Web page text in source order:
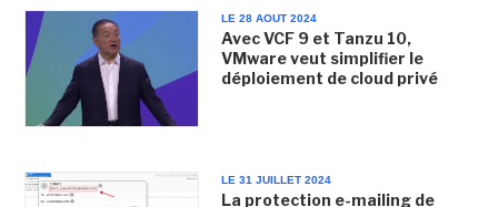
LE 28 AOUT 2024
Avec VCF 9 et Tanzu 10,
VMware veut simplifier le
déploiement de cloud privé
LE 31 JUILLET 2024
La protection e-mailing de